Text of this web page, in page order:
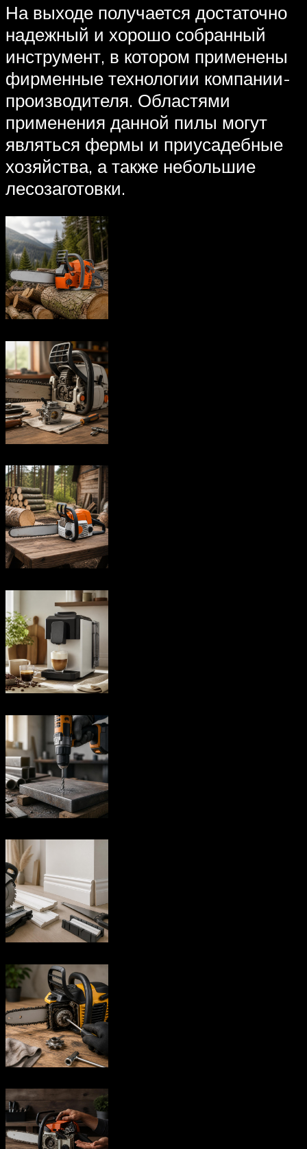
На выходе получается достаточно
надежный и хорошо собранный
инструмент, в котором применены
фирменные технологии компании-
производителя. Областями
применения данной пилы могут
являться фермы и приусадебные
хозяйства, а также небольшие
лесозаготовки.